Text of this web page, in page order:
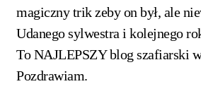
magiczny trik zeby on był, ale
Udanego sylwestra i kolejnego
To NAJLEPSZY blog szafiarski
Pozdrawiam.